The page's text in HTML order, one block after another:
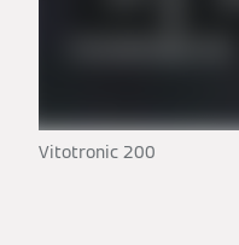
Vitotronic 200